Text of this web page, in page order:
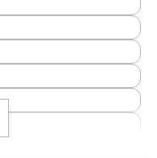
取価格
円
年7月時点の参考買取